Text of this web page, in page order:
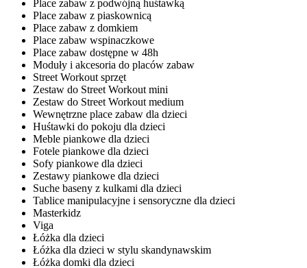
Place zabaw z podwójną huśtawką
Place zabaw z piaskownicą
Place zabaw z domkiem
Place zabaw wspinaczkowe
Place zabaw dostępne w 48h
Moduły i akcesoria do placów zabaw
Street Workout sprzęt
Zestaw do Street Workout mini
Zestaw do Street Workout medium
Wewnętrzne place zabaw dla dzieci
Huśtawki do pokoju dla dzieci
Meble piankowe dla dzieci
Fotele piankowe dla dzieci
Sofy piankowe dla dzieci
Zestawy piankowe dla dzieci
Suche baseny z kulkami dla dzieci
Tablice manipulacyjne i sensoryczne dla dzieci
Masterkidz
Viga
Łóżka dla dzieci
Łóżka dla dzieci w stylu skandynawskim
Łóżka domki dla dzieci